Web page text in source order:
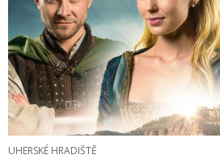
UHERSKÉ HRADIŠTĚ